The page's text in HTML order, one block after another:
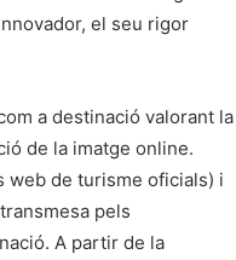
el seu rigor
a destinació valorant la
de la imatge online.
web de turisme oficials) i
pels
A partir de la